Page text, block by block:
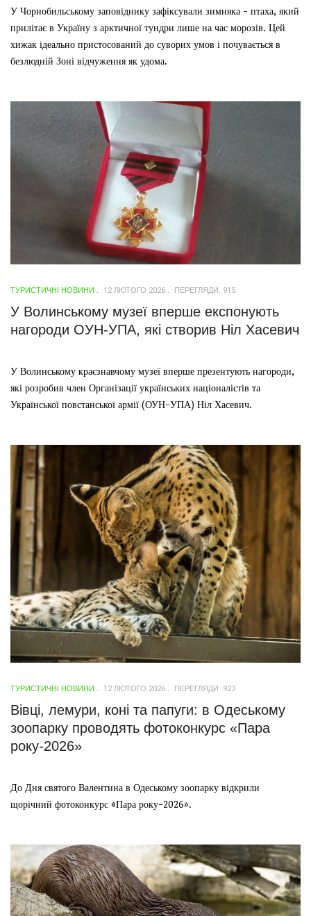
У Чорнобильському заповіднику зафіксували зимняка - птаха, який
прилітає в Україну з арктичної тундри лише на час морозів. Цей
хижак ідеально пристосований до суворих умов і почувається в
безлюдній Зоні відчуження як удома.
ТУРИСТИЧНІ НОВИНИ 12 ЛЮТОГО 2026 ПЕРЕГЛЯДИ: 915
У Волинському музеї вперше експонують
нагороди ОУН-УПА, які створив Ніл Хасевич
У Волинському краєзнавчому музеї вперше презентують нагороди,
які розробив член Організації українських націоналістів та
Української повстанської армії (ОУН-УПА) Ніл Хасевич.
ТУРИСТИЧНІ НОВИНИ 12 ЛЮТОГО 2026 ПЕРЕГЛЯДИ: 923
Вівці, лемури, коні та папуги: в Одеському
зоопарку проводять фотоконкурс «Пара
року-2026»
До Дня святого Валентина в Одеському зоопарку відкрили
щорічний фотоконкурс «Пара року-2026».